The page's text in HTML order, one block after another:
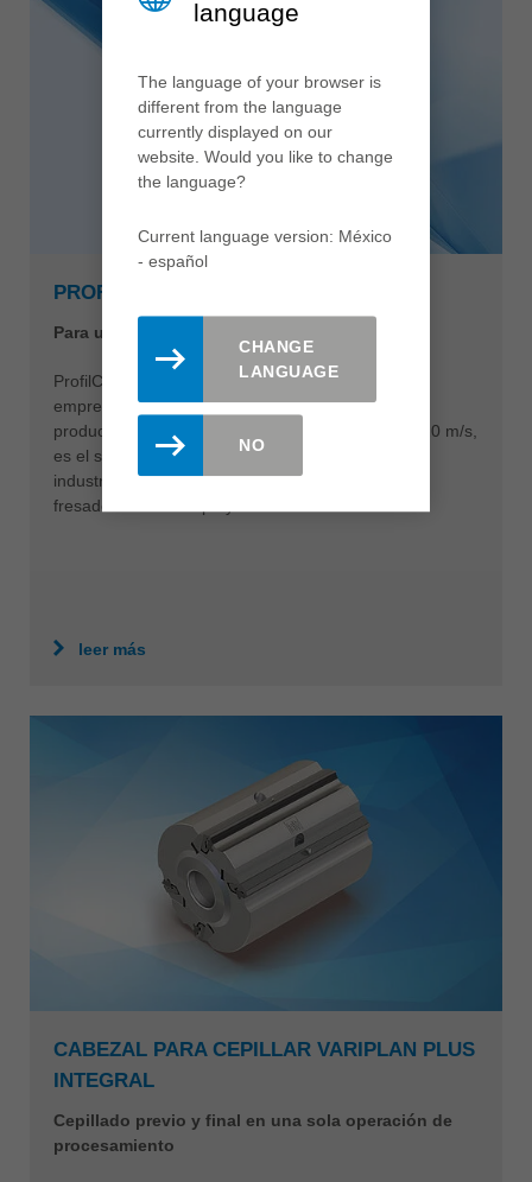
PROFILCUT Q PREMIUM
Para un mayor rendimiento y calidad de corte
ProfilCut Q Premium es la solución definitiva para
empresas que quieren sacar más provecho de su
producción. Con velocidades de corte de hasta 120 m/s,
es el sistema de herramientas más rápido de la
industria. La reducción resultante en el tiempo de
fresado ahorra tiempo y dinero a los usuarios.
leer más
CABEZAL PARA CEPILLAR VARIPLAN PLUS
INTEGRAL
Cepillado previo y final en una sola operación de
procesamiento
language
The language of your browser is
different from the language
currently displayed on our
website. Would you like to change
the language?
Current language version: México
- español
CHANGE
LANGUAGE
NO